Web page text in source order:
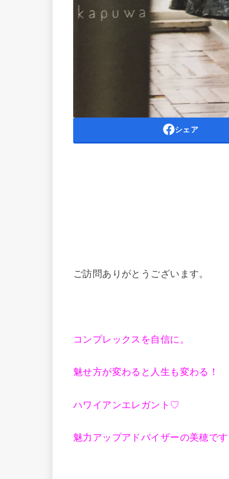
シェア
ご訪問ありがとうございます。
コンプレックスを自信に。
魅せ方が変わると人生も変わる！
ハワイアンエレガント♡
魅力アップアドバイザーの美穂です